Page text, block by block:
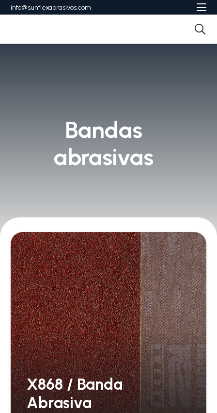
info@sunflexabrasivos.com
Bandas
abrasivas
X868 / Banda
Abrasiva